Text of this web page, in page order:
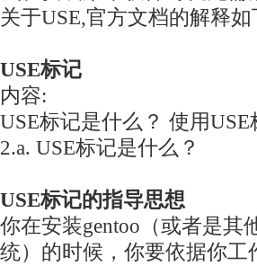
关于USE,官方文档的解释如
USE标记
内容:
USE标记是什么？ 使用
2.a. USE标记是什么？
USE标记的指导思想
你在安装gentoo（或者是其
统）的时候，你要依据你